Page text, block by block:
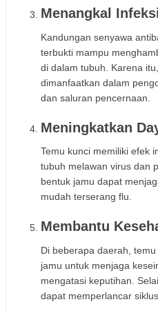
Menangkal
Kandungan senyawa
terbukti mampu
di dalam tubuh. Karena
dimanfaatkan dalam
dan saluran pencernaan.
Meningkatkan
Temu kunci memiliki efek
tubuh melawan virus dan
bentuk jamu dapat
mudah terserang flu.
Membantu
Di beberapa daerah,
jamu untuk menjaga
mengatasi keputihan.
dapat memperlancar